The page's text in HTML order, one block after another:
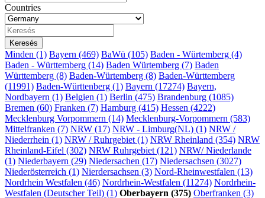
Countries
Minden (1) Bayern (469) BaWü (105) Baden - Würtemberg (4)
Baden - Württemberg (14) Baden Würtemberg (7) Baden
Württemberg (8) Baden-Würtemberg (8) Baden-Württemberg
(11991) Baden-Württenberg (1) Bayern (17274) Bayern,
Nordbayern (1) Belgien (1) Berlin (475) Brandenburg (1085)
Bremen (60) Franken (7) Hamburg (415) Hessen (4222)
Mecklenburg Vorpommern (14) Mecklenburg-Vorpommern (583)
Mittelfranken (7) NRW (17) NRW - Limburg(NL) (1) NRW /
Niederrhein (1) NRW / Ruhrgebiet (1) NRW Rheinland (354) NRW
Rheinland-Eifel (302) NRW Ruhrgebiet (121) NRW/ Niederlande
(1) Niederbayern (29) Niedersachen (17) Niedersachsen (3027)
Niederösterreich (1) Nierdersachsen (3) Nord-Rheinwestfalen (13)
Nordrhein Westfalen (46) Nordrhein-Westfalen (11274) Nordrhein-
Westfalen (Deutscher Teil) (1) Oberbayern (375) Oberfranken (3)